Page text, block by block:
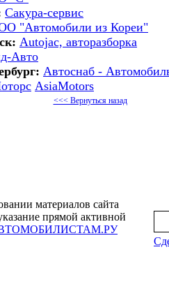
Сакура-сервис
"Автомобили из Кореи"
Autojac, авторазборка
Авто
Автоснаб -
AsiaMotors
<<< Вернуться назад
материалов сайта
прямой активной